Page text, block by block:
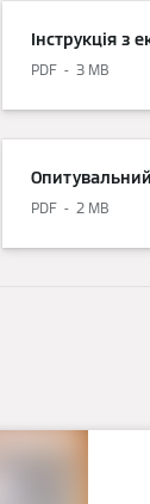
Інструкція з
PDF 3 MB
PDF 2 MB